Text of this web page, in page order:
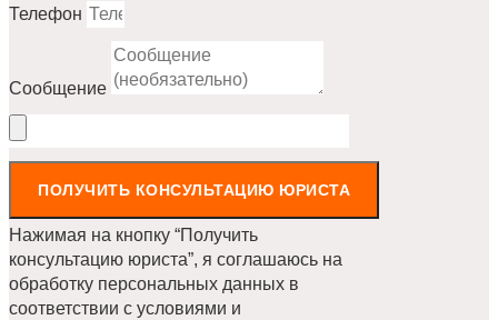
Телефон
Сообщение
ПОЛУЧИТЬ КОНСУЛЬТАЦИЮ ЮРИСТА
Нажимая на кнопку “Получить
консультацию юриста”, я соглашаюсь на
обработку персональных данных в
соответствии с условиями и